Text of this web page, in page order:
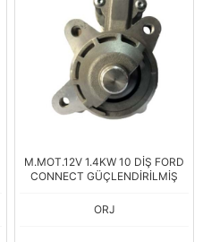
M.MOT.12V 1.4KW 10 DİŞ FORD
CONNECT GÜÇLENDİRİLMİŞ
ORJ